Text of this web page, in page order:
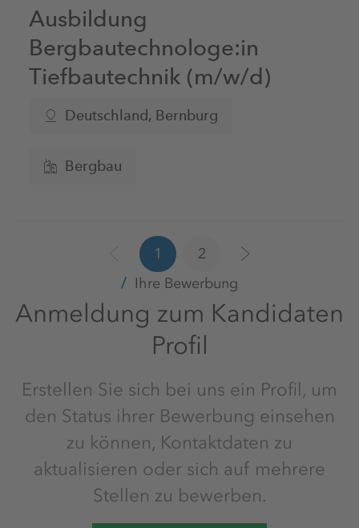
Ausbildung
Bergbautechnologe:in
Tiefbautechnik (m/w/d)
Deutschland, Bernburg
Bergbau
1
2
Ihre Bewerbung
Anmeldung zum Kandidaten
Profil
Erstellen Sie sich bei uns ein Profil, um
den Status ihrer Bewerbung einsehen
zu können, Kontaktdaten zu
aktualisieren oder sich auf mehrere
Stellen zu bewerben.